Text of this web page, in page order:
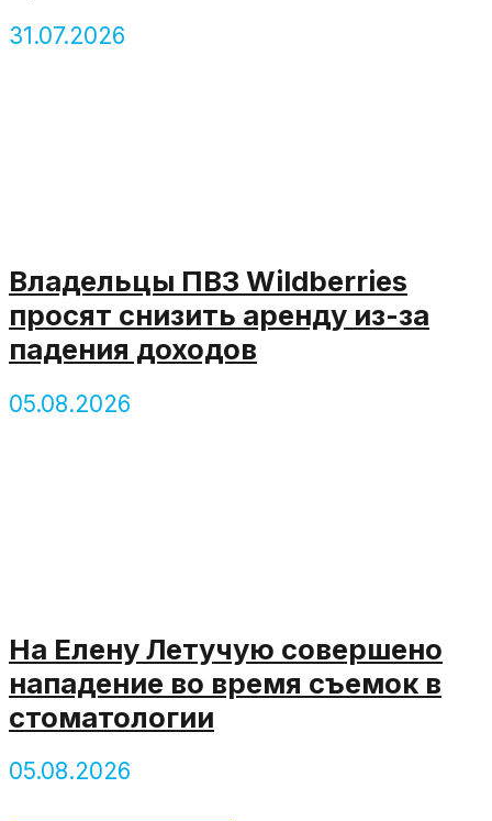
31.07.2026
Владельцы ПВЗ Wildberries
просят снизить аренду из-за
падения доходов
05.08.2026
На Елену Летучую совершено
нападение во время съемок в
стоматологии
05.08.2026